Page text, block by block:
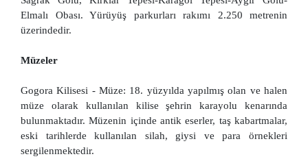
Elmalı Obası. Yürüyüş parkurları rakımı 2.250 metrenin
üzerindedir.
Müzeler
Gogora Kilisesi - Müze: 18. yüzyılda yapılmış olan ve halen
müze olarak kullanılan kilise şehrin karayolu kenarında
bulunmaktadır. Müzenin içinde antik eserler, taş kabartmalar,
eski tarihlerde kullanılan silah, giysi ve para örnekleri
sergilenmektedir.